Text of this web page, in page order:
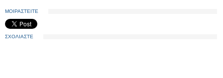
ΜΟΙΡΑΣΤΕΙΤΕ
ΣΧΟΛΙΑΣΤΕ